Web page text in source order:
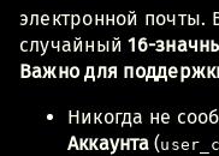
электронной почты.
случайный16-
Важно для
Никогда не
Аккаунта(